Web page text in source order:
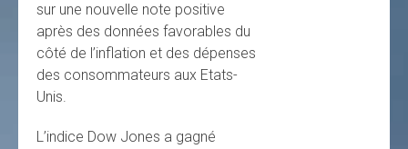
sur une nouvelle note positive
après des données favorables du
côté de l’inflation et des dépenses
des consommateurs aux Etats-
Unis.
L’indice Dow Jones a gagné